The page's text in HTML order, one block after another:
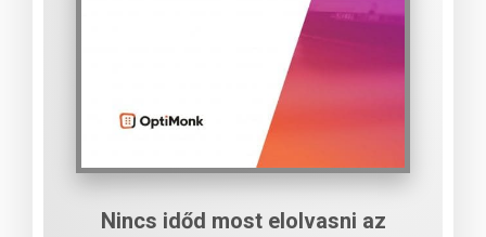
Nincs időd most elolvasni az